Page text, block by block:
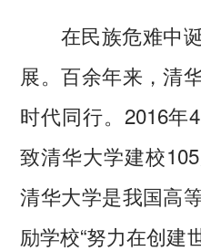
在民族危难中诞
展。百余年来，清
时代同行。2016年
致清华大学建校
清华大学是我国高
励学校“努力在创建